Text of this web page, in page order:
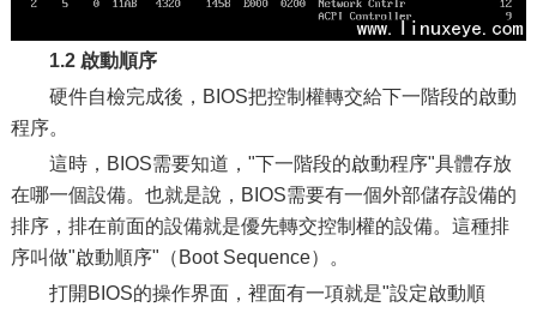
1.2 啟動順序
硬件自檢完成後，BIOS把控制權轉交給下一階段的啟動
程序。
這時，BIOS需要知道，"下一階段的啟動程序"具體存放
在哪一個設備。也就是說，BIOS需要有一個外部儲存設備的
排序，排在前面的設備就是優先轉交控制權的設備。這種排
序叫做"啟動順序"（Boot Sequence）。
打開BIOS的操作界面，裡面有一項就是"設定啟動順